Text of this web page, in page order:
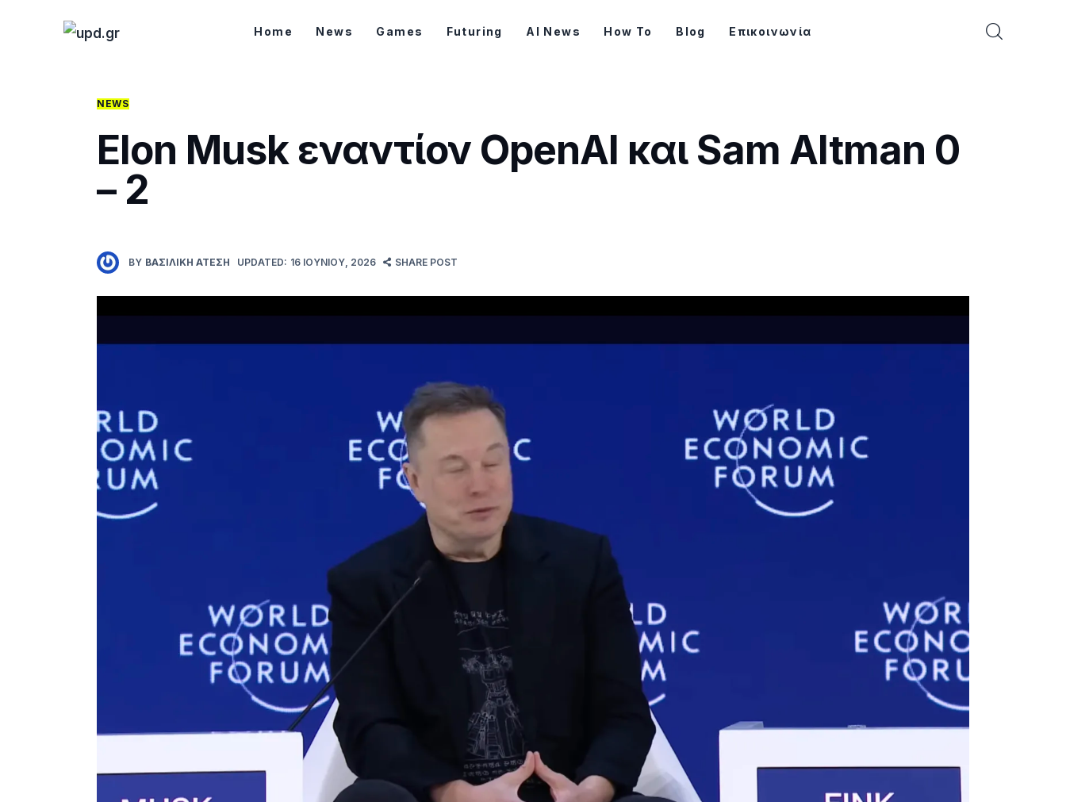
Home News Games Futuring AI News How To Blog Επικοινωνία
NEWS
Elon Musk εναντίον OpenAI και Sam Altman 0
– 2
BY ΒΑΣΙΛΙΚΉ ΑΤΈΣΗ UPDATED: 16 ΙΟΥΝΊΟΥ, 2026 SHARE POST